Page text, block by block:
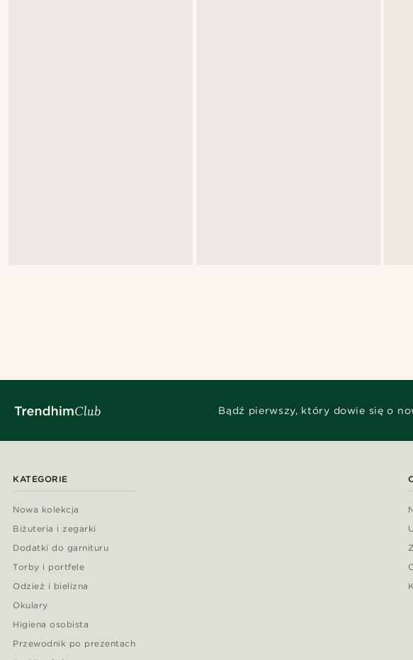
Bądź pierwszy, który dowie się o
KATEGORIE
Nowa kolekcja
Biżuteria i zegarki
Dodatki do garnituru
Torby i portfele
Odzież i bielizna
Okulary
Higiena osobista
Przewodnik po prezentach